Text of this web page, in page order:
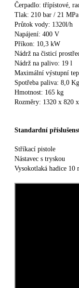
Čerpadlo: třípístové,
Tlak: 210 bar / 21 MPa
Průtok vody: 1320l/h
Napájení: 400 V
Příkon: 10,3 kW
Nádrž na čisticí
Nádrž na palivo: 19 l
Maximální výstupní
Spotřeba paliva: 8,0
Hmotnost: 165 kg
Rozměry: 1320 x 820
Standardní
Stříkací pistole
Nástavec s tryskou
Vysokotlaká hadice 10